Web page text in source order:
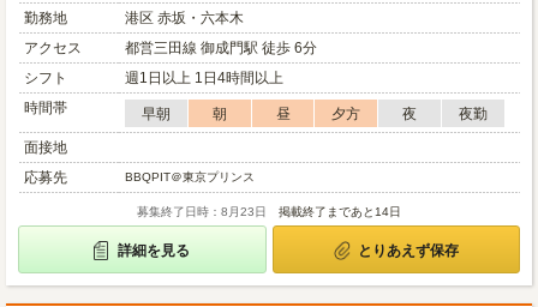
勤務地
港区 赤坂・六本木
アクセス
都営三田線 御成門駅 徒歩 6分
シフト
週1日以上 1日4時間以上
時間帯
早朝 朝 昼 夕方 夜
夜勤
面接地
応募先
BBQPIT＠東京プリンス
募集終了日時：8月23日 掲載終了まであと14日
詳細を見る とりあえず保存